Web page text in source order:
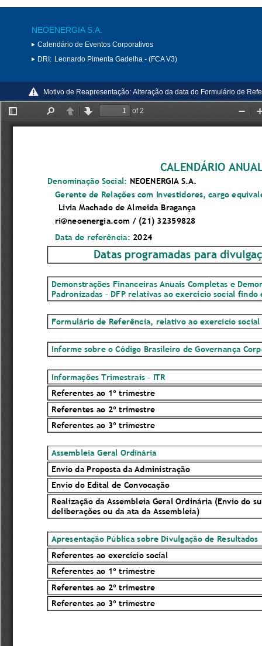
NEOENERGIA S.A.
Calendário de Eventos Corporativos
DRI: Leonardo Pimenta Gadelha - (FCA V3)
Motivo de Reapresentação: Alteração da data do Formulário de